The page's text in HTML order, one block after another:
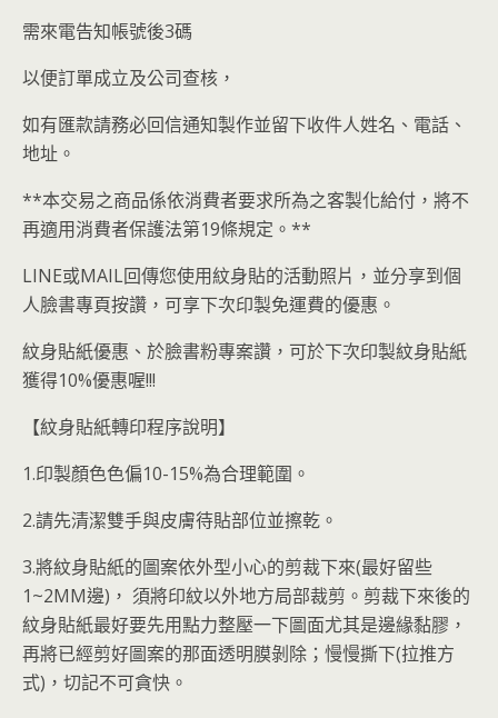
需來電告知帳號後3碼
以便訂單成立及公司查核，
如有匯款請務必回信通知製作並留下收件人姓名、電話、
地址。
**本交易之商品係依消費者要求所為之客製化給付，將不
再適用消費者保護法第19條規定。**
LINE或MAIL回傳您使用紋身貼的活動照片，並分享到個
人臉書專頁按讚，可享下次印製免運費的優惠。
紋身貼紙優惠、於臉書粉專案讚，可於下次印製紋身貼紙
獲得10%優惠喔!!!
【紋身貼紙轉印程序說明】
1.印製顏色色偏10-15%為合理範圍。
2.請先清潔雙手與皮膚待貼部位並擦乾。
3.將紋身貼紙的圖案依外型小心的剪裁下來(最好留些
1~2MM邊)， 須將印紋以外地方局部裁剪。剪裁下來後的
紋身貼紙最好要先用點力整壓一下圖面尤其是邊緣黏膠，
再將已經剪好圖案的那面透明膜剝除；慢慢撕下(拉推方
式)，切記不可貪快。